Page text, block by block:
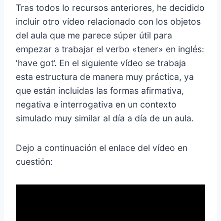
Tras todos lo recursos anteriores, he decidido
incluir otro vídeo relacionado con los objetos
del aula que me parece súper útil para
empezar a trabajar el verbo «tener» en inglés:
‘have got’. En el siguiente vídeo se trabaja
esta estructura de manera muy práctica, ya
que están incluidas las formas afirmativa,
negativa e interrogativa en un contexto
simulado muy similar al día a día de un aula.
Dejo a continuación el enlace del vídeo en
cuestión: